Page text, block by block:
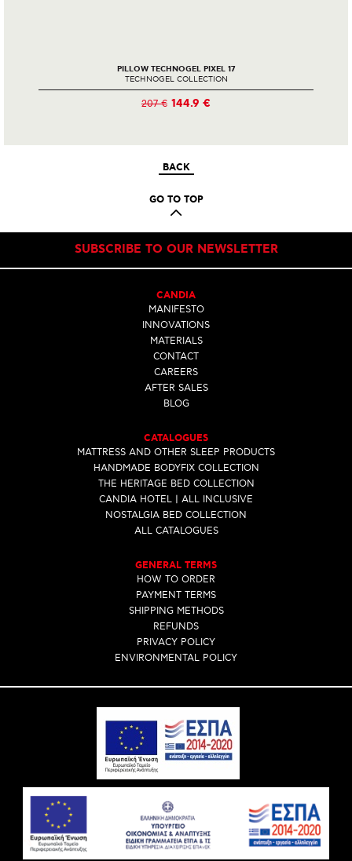
PILLOW TECHNOGEL PIXEL 17
TECHNOGEL COLLECTION
207 € 144.9 €
BACK
GO TO TOP
SUBSCRIBE TO OUR NEWSLETTER
CANDIA
MANIFESTO
INNOVATIONS
MATERIALS
CONTACT
CAREERS
AFTER SALES
BLOG
CATALOGUES
MATTRESS AND OTHER SLEEP PRODUCTS
HANDMADE BODYFIX COLLECTION
THE HERITAGE BED COLLECTION
CANDIA HOTEL | ALL INCLUSIVE
NOSTALGIA BED COLLECTION
ALL CATALOGUES
GENERAL TERMS
HOW TO ORDER
PAYMENT TERMS
SHIPPING METHODS
REFUNDS
PRIVACY POLICY
ENVIRONMENTAL POLICY